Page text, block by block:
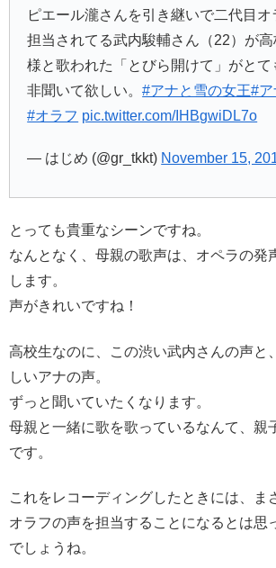
ピエール瀧さんを引き継いで二代目
担当されてる武内駿輔さん（22）が
様と歌われた「とびら開けて」がとて
非聞いて欲しい。#アナと雪の女王#
#オラフ pic.twitter.com/IHBgwiDL7o
— はじめ (@gr_tkkt) November 15,
とっても貴重なシーンですね。
なんとなく、母親の歌声は、オペラの発
します。
声がきれいですね！
高校生なのに、この渋い武内さんの声と
しいアナの声。
ずっと聞いていたくなります。
母親と一緒に歌を歌っているなんて、親
です。
これをレコーディングしたときには、ま
オラフの声を担当することになるとは思
でしょうね。